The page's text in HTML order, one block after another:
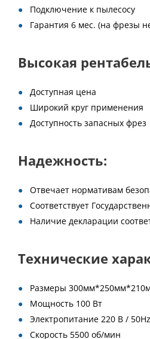
Подключение к пылесосу
Гарантия 6 мес. (на фрезы
Высокая
Доступная цена
Широкий круг применения
Доступность запасных фрез
Надежность:
Отвечает нормативам
Соответствует
Наличие декларации
Технические
Размеры
Мощность 100 Вт
Электропитание 220 В / 50Hz
Скорость 5500 об/мин